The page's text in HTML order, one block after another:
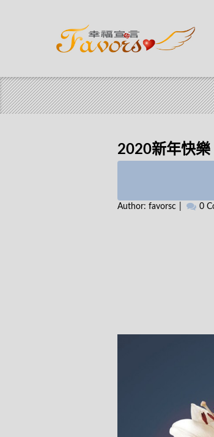
Skip to content
2020新年快樂
Author: favorsc 0